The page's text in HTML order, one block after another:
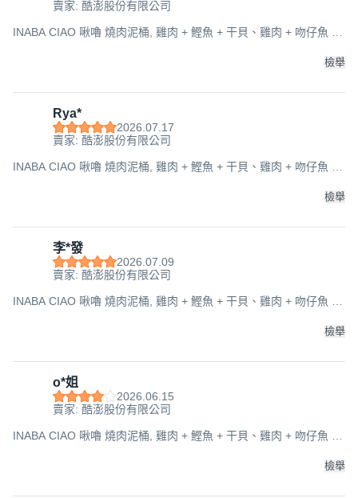
賣家: 酷澎股份有限公司
INABA CIAO 啾嚕 燒肉泥桶, 雞肉 + 鰹魚 + 干貝、雞肉 + 吻仔魚 +
檢舉
Rya*
2026.07.17
賣家: 酷澎股份有限公司
INABA CIAO 啾嚕 燒肉泥桶, 雞肉 + 鰹魚 + 干貝、雞肉 + 吻仔魚 +
檢舉
李*發
2026.07.09
賣家: 酷澎股份有限公司
INABA CIAO 啾嚕 燒肉泥桶, 雞肉 + 鰹魚 + 干貝、雞肉 + 吻仔魚 +
檢舉
o*姐
2026.06.15
賣家: 酷澎股份有限公司
INABA CIAO 啾嚕 燒肉泥桶, 雞肉 + 鰹魚 + 干貝、雞肉 + 吻仔魚 +
檢舉